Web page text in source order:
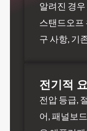
알려진 경
스탠드오프
구 사항, 기
전기적
전압 등급,
어, 패널보